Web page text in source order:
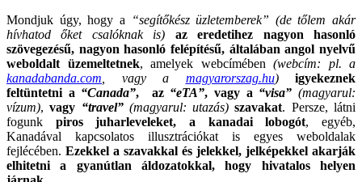
Mondjuk úgy, hogy a
“segítőkész üzletemberek” (de tőlem akár
hívhatod őket csalóknak is)
az eredetihez nagyon hasonló
szövegezésű, nagyon hasonló felépítésű, általában angol nyelvű
weboldalt üzemeltetnek, amelyek webcímében (webcím: pl. a
kanadabanda.com , vagy a magyarorszag.hu)
igyekeznek
feltüntetni a “Canada”, az “eTA”, vagy a “visa” (magyarul:
vízum),vagy “travel” (magyarul: utazás) szavakat. Persze, látni
fogunk piros juharleveleket, a kanadai lobogót, egyéb,
Kanadával kapcsolatos illusztrációkat is egyes weboldalak
fejlécében. Ezekkel a szavakkal és jelekkel, jelképekkel akarják
elhitetni a gyanútlan áldozatokkal, hogy hivatalos helyen